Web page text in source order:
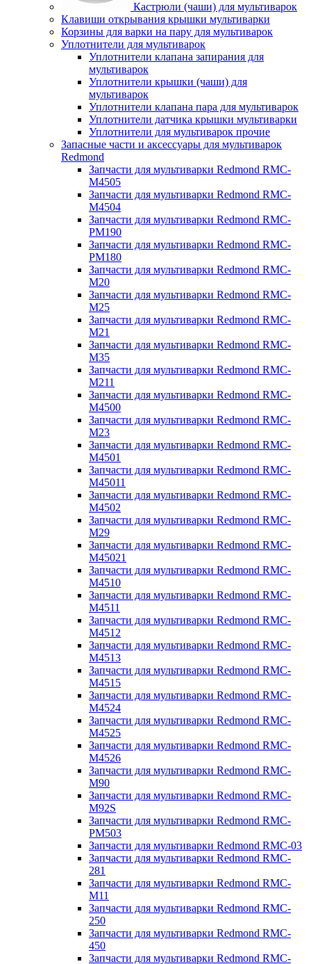
Кастрюли (чаши) для мультиварок
Клавиши открывания крышки мультиварки
Корзины для варки на пару для мультиварок
Уплотнители для мультиварок
Уплотнители клапана запирания для
мультиварок
Уплотнители крышки (чаши) для
мультиварок
Уплотнители клапана пара для мультиварок
Уплотнители датчика крышки мультиварки
Уплотнители для мультиварок прочие
Запасные части и аксессуары для мультиварок
Redmond
Запчасти для мультиварки Redmond RMC-
M4505
Запчасти для мультиварки Redmond RMC-
M4504
Запчасти для мультиварки Redmond RMC-
PM190
Запчасти для мультиварки Redmond RMC-
PM180
Запчасти для мультиварки Redmond RMC-
M20
Запчасти для мультиварки Redmond RMC-
M25
Запчасти для мультиварки Redmond RMC-
M21
Запчасти для мультиварки Redmond RMC-
M35
Запчасти для мультиварки Redmond RMC-
M211
Запчасти для мультиварки Redmond RMC-
M4500
Запчасти для мультиварки Redmond RMC-
M23
Запчасти для мультиварки Redmond RMC-
M4501
Запчасти для мультиварки Redmond RMC-
M45011
Запчасти для мультиварки Redmond RMC-
M4502
Запчасти для мультиварки Redmond RMC-
M29
Запчасти для мультиварки Redmond RMC-
M45021
Запчасти для мультиварки Redmond RMC-
M4510
Запчасти для мультиварки Redmond RMC-
M4511
Запчасти для мультиварки Redmond RMC-
M4512
Запчасти для мультиварки Redmond RMC-
M4513
Запчасти для мультиварки Redmond RMC-
M4515
Запчасти для мультиварки Redmond RMC-
M4524
Запчасти для мультиварки Redmond RMC-
M4525
Запчасти для мультиварки Redmond RMC-
M4526
Запчасти для мультиварки Redmond RMC-
M90
Запчасти для мультиварки Redmond RMC-
M92S
Запчасти для мультиварки Redmond RMC-
PM503
Запчасти для мультиварки Redmond RMC-03
Запчасти для мультиварки Redmond RMC-
281
Запчасти для мультиварки Redmond RMC-
M11
Запчасти для мультиварки Redmond RMC-
250
Запчасти для мультиварки Redmond RMC-
450
Запчасти для мультиварки Redmond RMC-